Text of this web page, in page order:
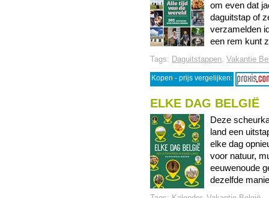
om even dat
daguitstap of
verzamelden
een rem kunt
Tags: Daguitstappen, Vakantie
Kopen - prijs vergelijken:
ELKE DAG BELGIË
Deze
land een
elke dag
voor natuur,
eeuwenoude
dezelfde